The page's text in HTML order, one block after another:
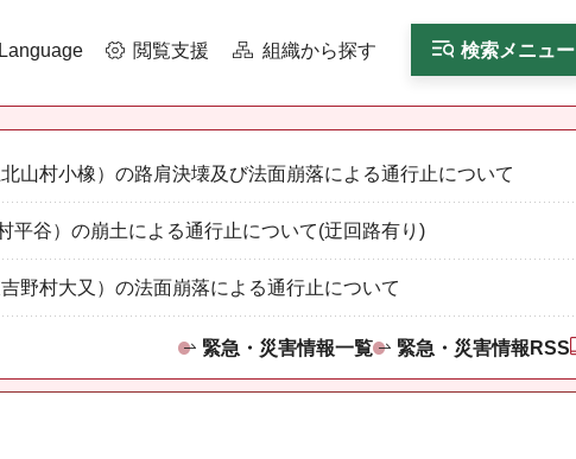
Language 閲覧支援 組織から探す 検索メニュー
山村小橡）の路肩決壊及び法面崩落による通行止について
平谷）の崩土による通行止について(迂回路有り)
野村大又）の法面崩落による通行止について
緊急・災害情報一覧 緊急・災害情報RSS